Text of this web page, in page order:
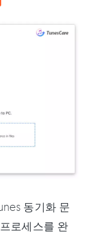
동기화 문
로세스를 완